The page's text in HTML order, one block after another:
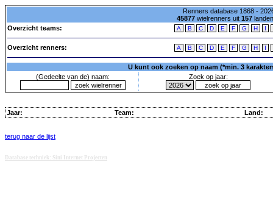
Renners database 1868 -
45877wielrenners uit 157
Overzicht teams:
A B C D E F G H I
Overzicht renners: A B C D E F G H I
U kunt ook zoeken op naam (*min. 3
(Gedeelte van de) naam:
Zoek op jaar:
Jaar: Team: Land:
terug naar de lijst
Database techniek: Sini Internet Projecten